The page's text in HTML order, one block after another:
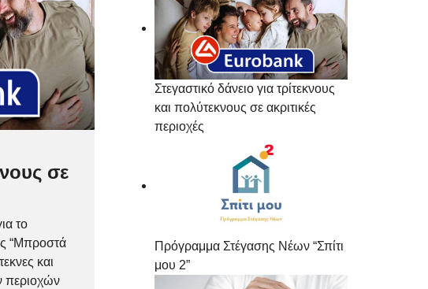
σε
το
“Μπροστά
και
περιοχών
Στεγαστικό δάνειο για τρίτεκνους
και πολύτεκνους σε ακριτικές
περιοχές
Πρόγραμμα Στέγασης Νέων “Σπίτι
μου 2”